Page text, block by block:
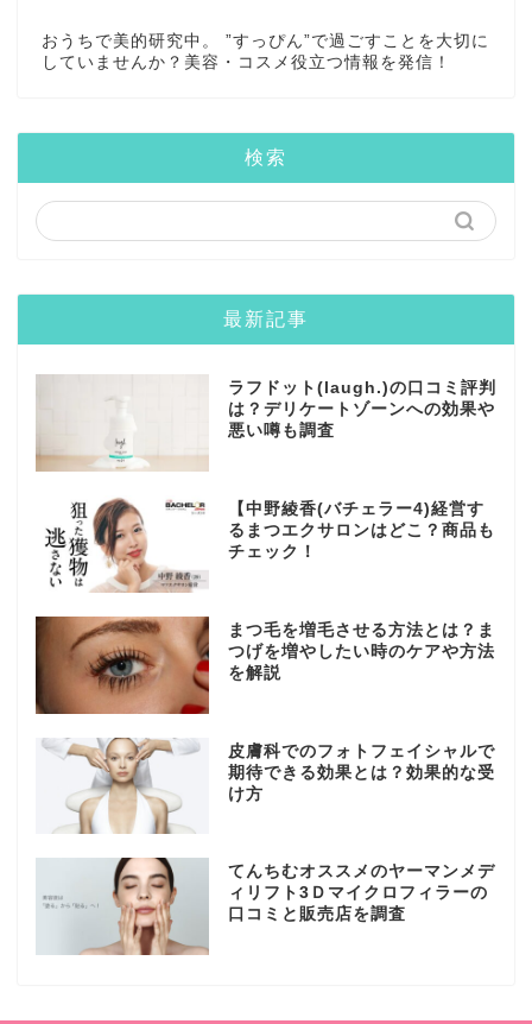
おうちで美的研究中。 ”すっぴん”で過ごすことを大切に
していませんか？美容・コスメ役立つ情報を発信！
検索
最新記事
ラフドット(laugh.)の口コミ評判
は？デリケートゾーンへの効果や
悪い噂も調査
【中野綾香(バチェラー4)経営す
るまつエクサロンはどこ？商品も
チェック！
まつ毛を増毛させる方法とは？ま
つげを増やしたい時のケアや方法
を解説
皮膚科でのフォトフェイシャルで
期待できる効果とは？効果的な受
け方
てんちむオススメのヤーマンメデ
ィリフト3Ｄマイクロフィラーの
口コミと販売店を調査